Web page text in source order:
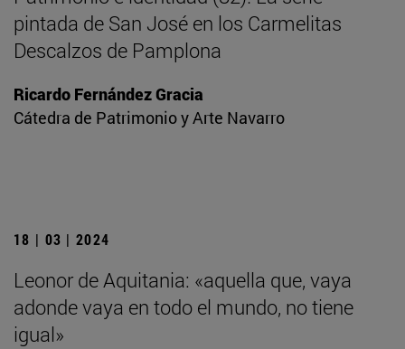
pintada de San José en los Carmelitas
Descalzos de Pamplona
Ricardo Fernández Gracia
Cátedra de Patrimonio y Arte Navarro
18 | 03 | 2024
Leonor de Aquitania: «aquella que, vaya
adonde vaya en todo el mundo, no tiene
igual»